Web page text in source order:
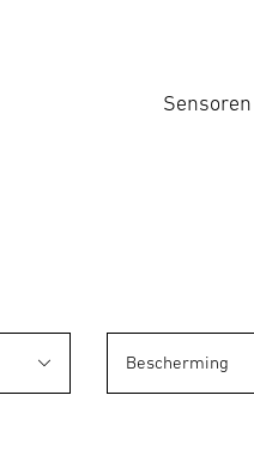
Sensoren
Bescherming